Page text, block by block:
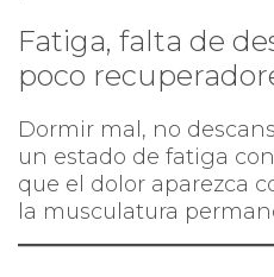
Fatiga, falta de
poco
Dormir mal, no
un estado de fatiga
que el dolor aparezca
la musculatura